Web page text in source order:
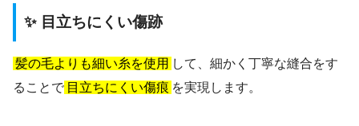
✨ 目立ちにくい傷跡
髪の毛よりも細い糸を使用 して、細かく丁寧な縫合をす
ることで 目立ちにくい傷痕 を実現します。